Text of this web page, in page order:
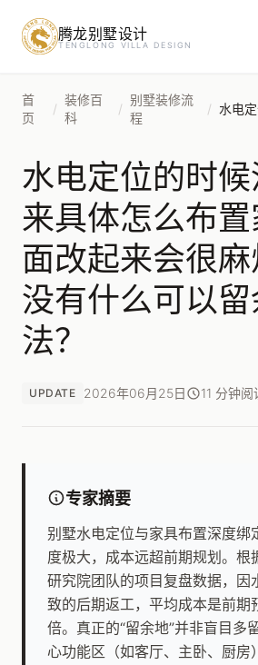
腾龙别墅设计
TENGLONG VILLA DESIGN
首
页
/
装修百
科
/
别墅装修流
程
/
水电定位的时
来具体怎么布
面改起来会很
没有什么可以
法？
UPDATE 2026年06月25日 11 分钟阅
专家摘要
别墅水电定位与家具布置深度绑
度极大，成本远超前期规划。根
研究院团队的项目复盘数据，因
致的后期返工，平均成本是前期
倍。真正的“留余地”并非盲目多
心功能区（如客厅、主卧、厨房
预约设计咨询
姓名*
手机号 *
房屋面积（㎡）
提交即视为您同意我们与您联系，信息仅用于设